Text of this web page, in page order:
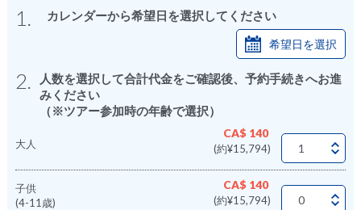
1. カレンダーから希望日を選択してください
希望日を選択
2.
人数を選択して合計代金をご確認後、予約手続きへお進
みください
（※ツアー参加時の年齢で選択）
大人
CA$ 140
(約¥15,794)
子供
(4-11歳)
CA$ 140
(約¥15,794)